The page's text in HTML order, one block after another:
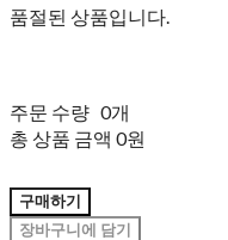
품절된 상품입니다.
주문 수량 0개
총 상품 금액 0원
구매하기
장바구니에 담기